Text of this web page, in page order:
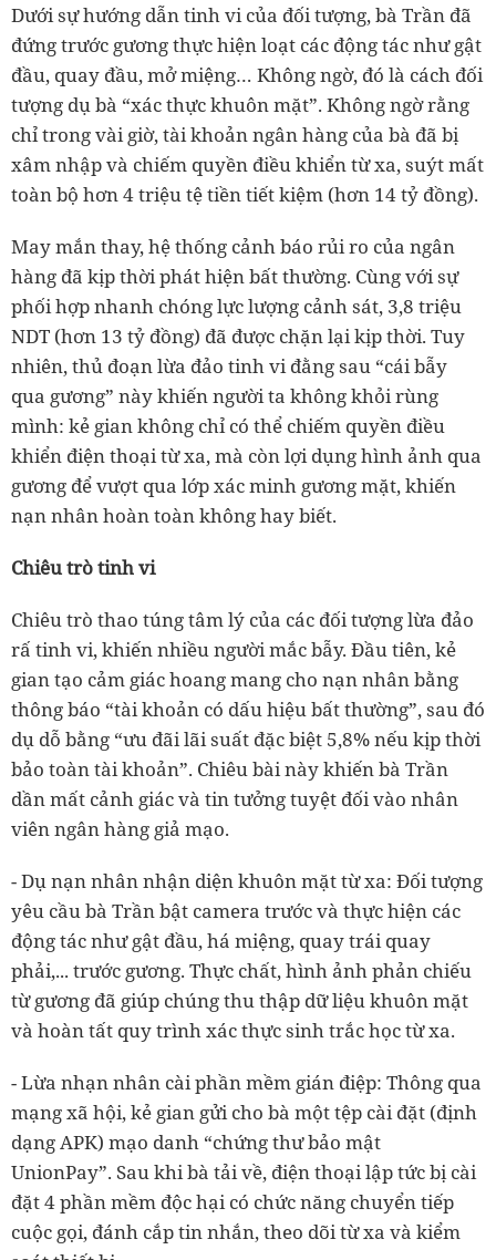
Dưới sự hướng dẫn tinh vi của đối tượng, bà Trần đã
đứng trước gương thực hiện loạt các động tác như gật
đầu, quay đầu, mở miệng… Không ngờ, đó là cách đối
tượng dụ bà “xác thực khuôn mặt”. Không ngờ rằng
chỉ trong vài giờ, tài khoản ngân hàng của bà đã bị
xâm nhập và chiếm quyền điều khiển từ xa, suýt mất
toàn bộ hơn 4 triệu tệ tiền tiết kiệm (hơn 14 tỷ đồng).
May mắn thay, hệ thống cảnh báo rủi ro của ngân
hàng đã kịp thời phát hiện bất thường. Cùng với sự
phối hợp nhanh chóng lực lượng cảnh sát, 3,8 triệu
NDT (hơn 13 tỷ đồng) đã được chặn lại kịp thời. Tuy
nhiên, thủ đoạn lừa đảo tinh vi đằng sau “cái bẫy
qua gương” này khiến người ta không khỏi rùng
mình: kẻ gian không chỉ có thể chiếm quyền điều
khiển điện thoại từ xa, mà còn lợi dụng hình ảnh qua
gương để vượt qua lớp xác minh gương mặt, khiến
nạn nhân hoàn toàn không hay biết.
Chiêu trò tinh vi
Chiêu trò thao túng tâm lý của các đối tượng lừa đảo
rấ tinh vi, khiến nhiều người mắc bẫy. Đầu tiên, kẻ
gian tạo cảm giác hoang mang cho nạn nhân bằng
thông báo “tài khoản có dấu hiệu bất thường”, sau đó
dụ dỗ bằng “ưu đãi lãi suất đặc biệt 5,8% nếu kịp thời
bảo toàn tài khoản”. Chiêu bài này khiến bà Trần
dần mất cảnh giác và tin tưởng tuyệt đối vào nhân
viên ngân hàng giả mạo.
- Dụ nạn nhân nhận diện khuôn mặt từ xa: Đối tượng
yêu cầu bà Trần bật camera trước và thực hiện các
động tác như gật đầu, há miệng, quay trái quay
phải,... trước gương. Thực chất, hình ảnh phản chiếu
từ gương đã giúp chúng thu thập dữ liệu khuôn mặt
và hoàn tất quy trình xác thực sinh trắc học từ xa.
- Lừa nhạn nhân cài phần mềm gián điệp: Thông qua
mạng xã hội, kẻ gian gửi cho bà một tệp cài đặt (định
dạng APK) mạo danh “chứng thư bảo mật
UnionPay”. Sau khi bà tải về, điện thoại lập tức bị cài
đặt 4 phần mềm độc hại có chức năng chuyển tiếp
cuộc gọi, đánh cắp tin nhắn, theo dõi từ xa và kiểm